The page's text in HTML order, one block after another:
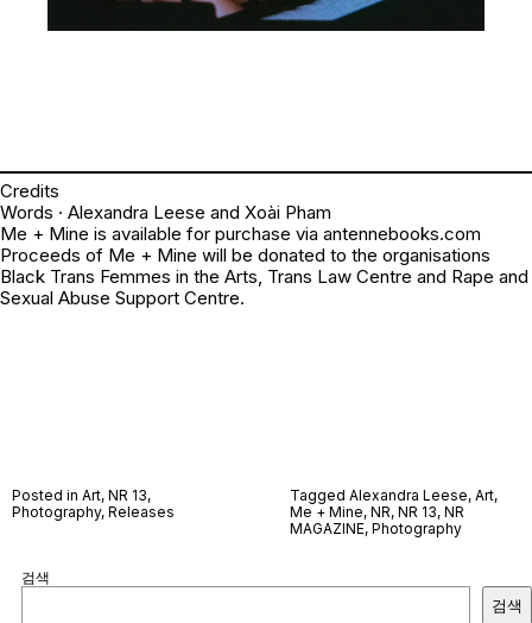
Credits
Words · Alexandra Leese and Xoài Pham
Me + Mine is available for purchase via antennebooks.com
Proceeds of Me + Mine will be donated to the organisations
Black Trans Femmes in the Arts, Trans Law Centre and Rape and
Sexual Abuse Support Centre.
Posted in Art, NR 13,
Photography, Releases
Tagged Alexandra Leese, Art,
Me + Mine, NR, NR 13, NR
MAGAZINE, Photography
검색
검색